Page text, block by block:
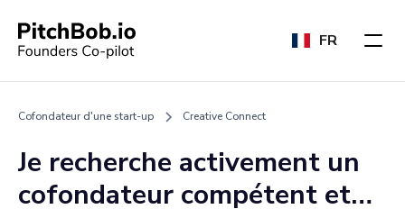
FR
Cofondateur d'une start-up Creative Connect
Je recherche activement un
cofondateur compétent et